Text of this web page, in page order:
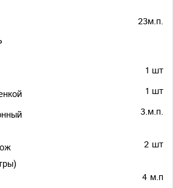
23м.п.
1 шт
1 шт
3.м.п.
2 шт
4 м.п